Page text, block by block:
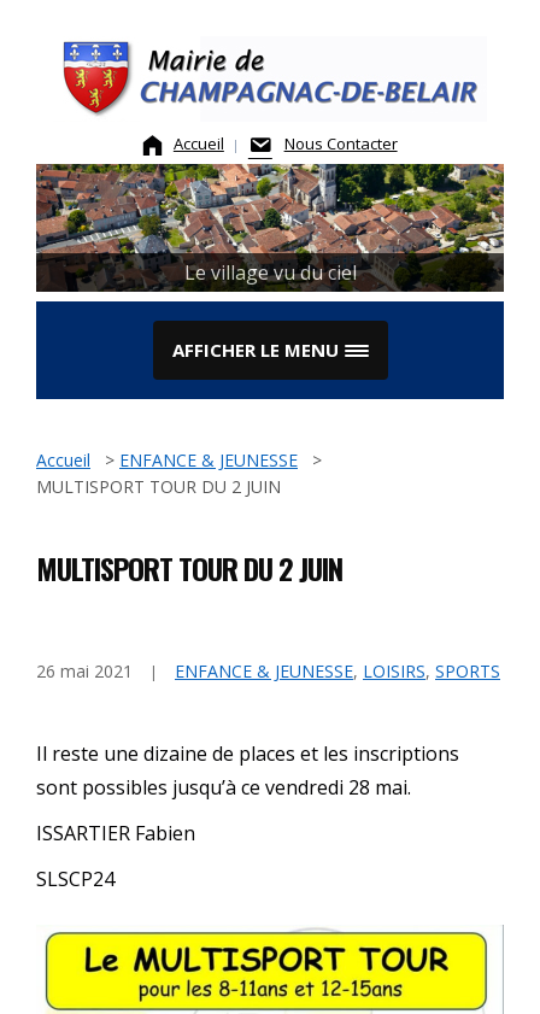
content
Accueil Nous Contacter
Le village vu du ciel
AFFICHER LE MENU
Accueil > ENFANCE & JEUNESSE
>
MULTISPORT TOUR DU 2 JUIN
MULTISPORT TOUR DU 2 JUIN
26 mai 2021 ENFANCE & JEUNESSE, LOISIRS, SPORTS
Il reste une dizaine de places et les inscriptions
sont possibles jusqu’à ce vendredi 28 mai.
ISSARTIER Fabien
SLSCP24